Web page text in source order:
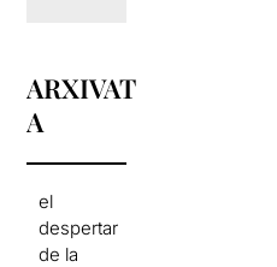
ARXIVAT
A
el
despertar
de la